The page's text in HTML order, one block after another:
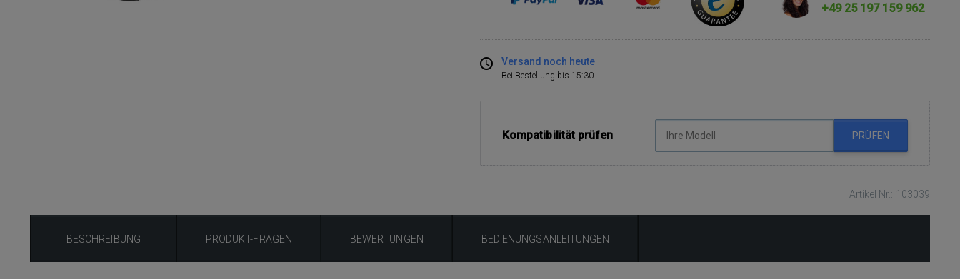
+49 25 197 159 962
Versand noch heute
Bei Bestellung bis 15:30
Kompatibilität prüfen PRÜFEN
Artikel Nr.: 103039
BESCHREIBUNG PRODUKT-FRAGEN BEWERTUNGEN BEDIENUNGSANLEITUNGEN